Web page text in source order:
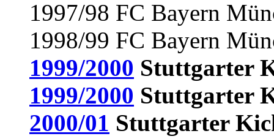
1997/98 FC Bayern
1998/99 FC Bayern
1999/2000 Stuttgarter
1999/2000 Stuttgarter
2000/01 Stuttgarter